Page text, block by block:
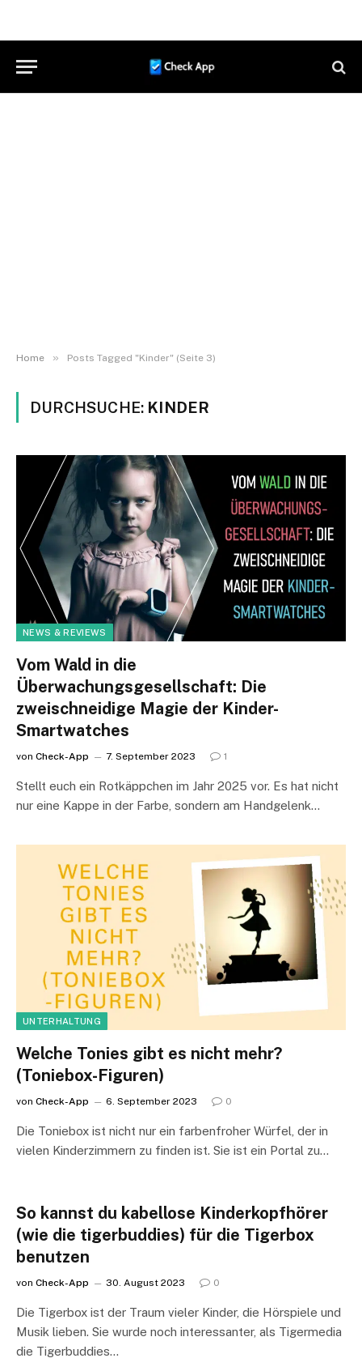
Home » Posts Tagged "Kinder" (Seite 3)
DURCHSUCHE: KINDER
NEWS & REVIEWS
Vom Wald in die
Überwachungsgesellschaft: Die
zweischneidige Magie der Kinder-
Smartwatches
von Check-App 7. September 2023 1
Stellt euch ein Rotkäppchen im Jahr 2025 vor. Es hat nicht
nur eine Kappe in der Farbe, sondern am Handgelenk…
UNTERHALTUNG
Welche Tonies gibt es nicht mehr?
(Toniebox-Figuren)
von Check-App 6. September 2023 0
Die Toniebox ist nicht nur ein farbenfroher Würfel, der in
vielen Kinderzimmern zu finden ist. Sie ist ein Portal zu…
So kannst du kabellose Kinderkopfhörer
(wie die tigerbuddies) für die Tigerbox
benutzen
von Check-App 30. August 2023 0
Die Tigerbox ist der Traum vieler Kinder, die Hörspiele und
Musik lieben. Sie wurde noch interessanter, als Tigermedia
die Tigerbuddies…